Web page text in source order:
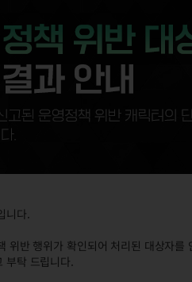
니다.
위반 행위가 확인되어 처리된 대상자를
부탁 드립니다.